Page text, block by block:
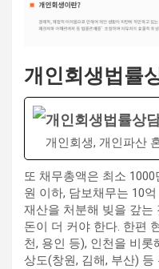
개인회생법률
개인회생법률상
개인회생, 개인파산
또 채무총액은 최소
원 이하, 담보채무는 10
재산을 처분해 빚을 갚는
돈이 더 커야 한다. 한편
천, 용인 등), 인천을 비롯
상도(창원, 김해, 부산)